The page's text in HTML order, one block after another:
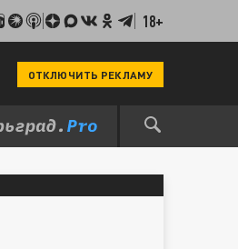
18+
ОТКЛЮЧИТЬ РЕКЛАМУ